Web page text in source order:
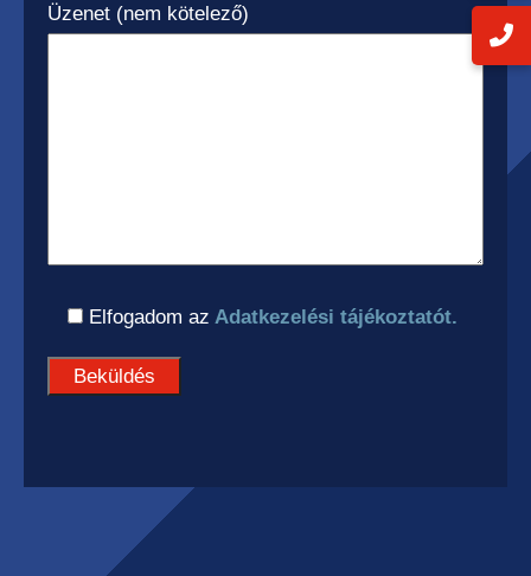
Üzenet (nem kötelező)
Elfogadom az Adatkezelési tájékoztatót.